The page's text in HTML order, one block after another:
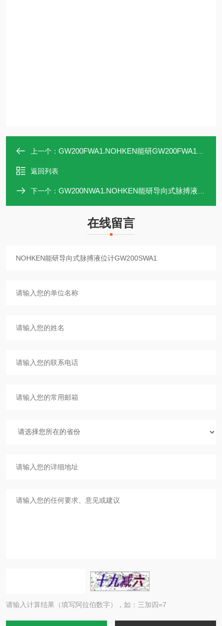
上一个： GW200FWA1.NOHKEN能研GW200FWA1导向式脉搏液位计
返回列表
下一个： GW200NWA1.NOHKEN能研导向式脉搏液位计GW200NWA1
在线留言
请输入计算结果（填写阿拉伯数字），如：三加四=7